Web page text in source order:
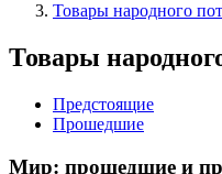
Товары народного
Товары
Предстоящие
Прошедшие
Мир: прошедшие и